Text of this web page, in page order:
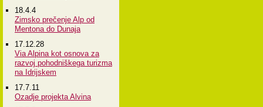
18.4.4
Zimsko prečenje Alp od
Mentona do Dunaja
17.12.28
Via Alpina kot osnova za
razvoj pohodniškega turizma
na Idrijskem
17.7.11
Ozadje projekta Alvina